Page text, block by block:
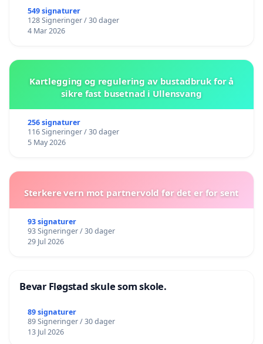
549 signaturer
128 Signeringer / 30 dager
4 Mar 2026
Kartlegging og regulering av bustadbruk for å
sikre fast busetnad i Ullensvang
256 signaturer
116 Signeringer / 30 dager
5 May 2026
Sterkere vern mot partnervold før det er for sent
93 signaturer
93 Signeringer / 30 dager
29 Jul 2026
Bevar Fløgstad skule som skole.
89 signaturer
89 Signeringer / 30 dager
13 Jul 2026